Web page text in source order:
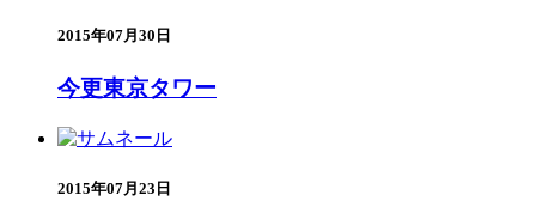
2015年07月30日
今更東京タワー
2015年07月23日